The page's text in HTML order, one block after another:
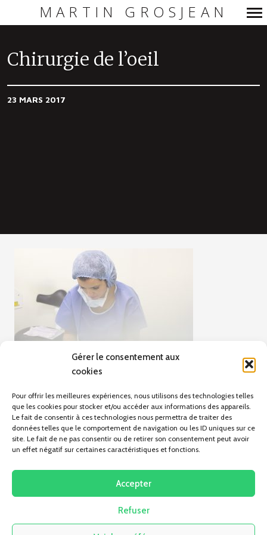
Gérer le consentement aux
cookies
Pour offrir les meilleures expériences, nous utilisons des technologies telles
que les cookies pour stocker et/ou accéder aux informations des appareils.
Le fait de consentir à ces technologies nous permettra de traiter des
données telles que le comportement de navigation ou les ID uniques sur ce
site. Le fait de ne pas consentir ou de retirer son consentement peut avoir
un effet négatif sur certaines caractéristiques et fonctions.
Accepter
Refuser
principale
MARTIN GROSJEAN
Chirurgie de l’oeil
23 MARS 2017
ARTICLE PRÉCÉDENT
Pas d'articles pour le moment.